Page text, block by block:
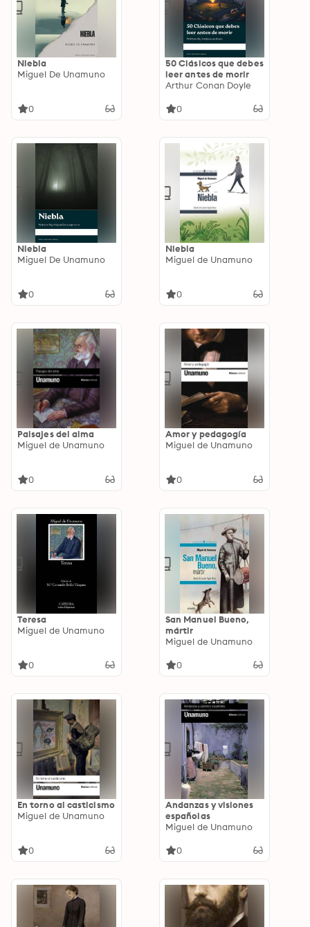
Niebla
Miguel De Unamuno
0
50 Clásicos que debes
leer antes de morir
Arthur Conan Doyle
0
Niebla
Miguel De Unamuno
0
Niebla
Miguel de Unamuno
0
Paisajes del alma
Miguel de Unamuno
0
Amor y pedagogía
Miguel de Unamuno
0
Teresa
Miguel de Unamuno
0
San Manuel Bueno,
mártir
Miguel de Unamuno
0
En torno al casticismo
Miguel de Unamuno
0
Andanzas y visiones
españolas
Miguel de Unamuno
0